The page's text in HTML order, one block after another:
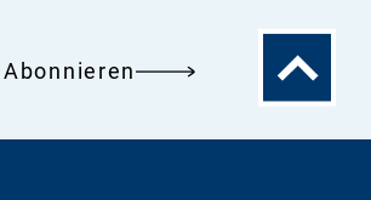
Abonnieren
Zum